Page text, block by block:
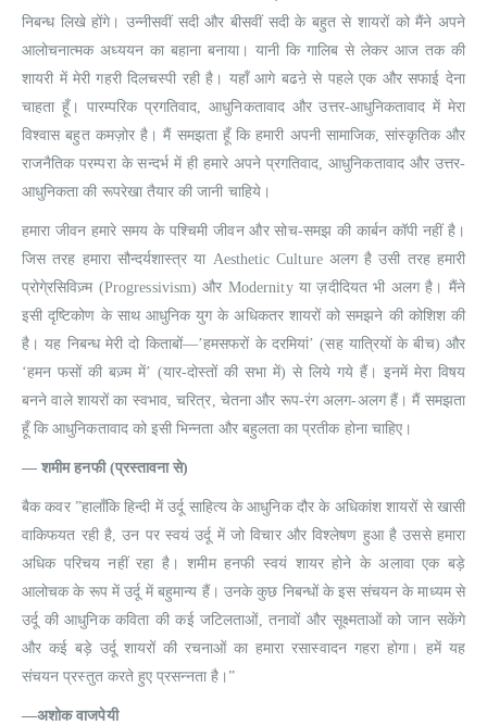
निबन्ध लिखे होंगे। उन्नीसवीं सदी और बीसवीं सदी के बहुत से शायरों को मैंने अपने
आलोचनात्मक अध्ययन का बहाना बनाया। यानी कि गालिब से लेकर आज तक की
शायरी में मेरी गहरी दिलचस्पी रही है। यहाँ आगे बढऩे से पहले एक और सफाई देना
चाहता हूँ। पारम्परिक प्रगतिवाद, आधुनिकतावाद और उत्तर-आधुनिकतावाद में मेरा
विश्वास बहुत कमज़ोर है। मैं समझता हूँ कि हमारी अपनी सामाजिक, सांस्कृतिक और
राजनैतिक परम्परा के सन्दर्भ में ही हमारे अपने प्रगतिवाद, आधुनिकतावाद और उत्तर-
आधुनिकता की रूपरेखा तैयार की जानी चाहिये।
हमारा जीवन हमारे समय के पश्चिमी जीवन और सोच-समझ की कार्बन कॉपी नहीं है।
जिस तरह हमारा सौन्दर्यशास्त्र या Aesthetic Culture अलग है उसी तरह हमारी
प्रोगे्रसिविज़्म (Progressivism) और Modernity या ज़दीदियत भी अलग है। मैंने
इसी दृष्टिकोण के साथ आधुनिक युग के अधिकतर शायरों को समझने की कोशिश की
है। यह निबन्ध मेरी दो किताबों—’हमसफरों के दरमियां’ (सह यात्रियों के बीच) और
‘हमन फसों की बज़्म में’ (यार-दोस्तों की सभा में) से लिये गये हैं। इनमें मेरा विषय
बनने वाले शायरों का स्वभाव, चरित्र, चेतना और रूप-रंग अलग-अलग हैं। मैं समझता
हूँ कि आधुनिकतावाद को इसी भिन्नता और बहुलता का प्रतीक होना चाहिए।
— शमीम हनफी (प्रस्तावना से)
बैक कवर ”हालाँकि हिन्दी में उर्दू साहित्य के आधुनिक दौर के अधिकांश शायरों से खासी
वाकिफयत रही है, उन पर स्वयं उर्दू में जो विचार और विश्लेषण हुआ है उससे हमारा
अधिक परिचय नहीं रहा है। शमीम हनफी स्वयं शायर होने के अलावा एक बड़े
आलोचक के रूप में उर्दू में बहुमान्य हैं। उनके कुछ निबन्धों के इस संचयन के माध्यम से
उर्दू की आधुनिक कविता की कई जटिलताओं, तनावों और सूक्ष्मताओं को जान सकेंगे
और कई बड़े उर्दू शायरों की रचनाओं का हमारा रसास्वादन गहरा होगा। हमें यह
संचयन प्रस्तुत करते हुए प्रसन्नता है।”
—अशोक वाजपेयी